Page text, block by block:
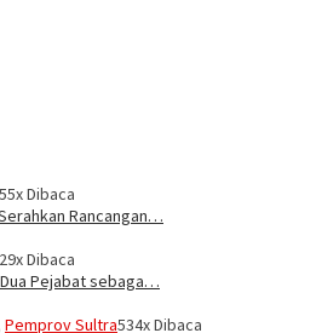
Dibaca
Rancangan…
Dibaca
Pejabat sebaga…
Pemprov Sultra534x Dibaca